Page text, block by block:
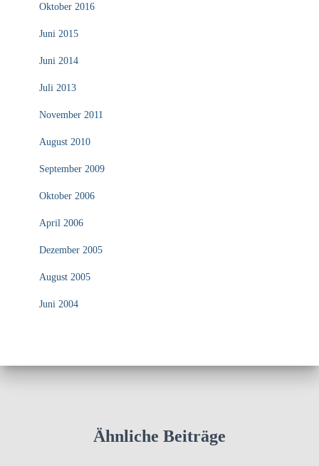
Oktober 2016
Juni 2015
Juni 2014
Juli 2013
November 2011
August 2010
September 2009
Oktober 2006
April 2006
Dezember 2005
August 2005
Juni 2004
Ähnliche Beiträge